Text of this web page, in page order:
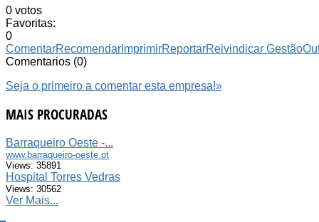
0 votos
Favoritas:
0
ComentarRecomendar ImprimirReportarReivindicar Gestão
Comentarios (0)
Seja o primeiro a comentar esta empresa!»
MAIS PROCURADAS
Barraqueiro Oeste -...
www.barraqueiro-oeste.pt
Views: 35891
Hospital Torres Vedras
Views: 30562
Ver Mais...